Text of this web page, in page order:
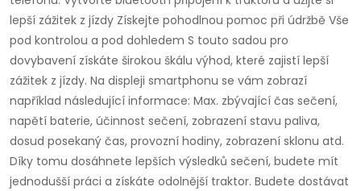
lepší zážitek z jízdy Získejte pohodlnou pomoc při údržbě Vše
pod kontrolou a pod dohledem S touto sadou pro
dovybavení získáte širokou škálu výhod, které zajistí lepší
zážitek z jízdy. Na displeji smartphonu se vám zobrazí
například následující informace: Max. zbývající čas sečení,
napětí baterie, účinnost sečení, zobrazení stavu paliva,
dosud posekaný čas, provozní hodiny, zobrazení sklonu atd.
Díky tomu dosáhnete lepších výsledků sečení, budete mít
jednodušší práci a získáte odolnější traktor. Budete dostávat